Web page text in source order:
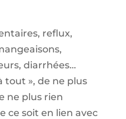
reflux,
diarrhées…
tout », de ne plus
ne plus rien
ce soit en lien avec